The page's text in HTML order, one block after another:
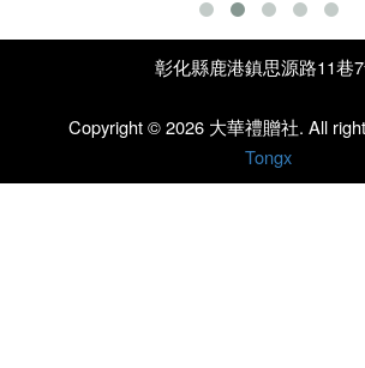
彰化縣鹿港鎮思源路11巷
Copyright ©2026 大華禮贈社. All
Tongx